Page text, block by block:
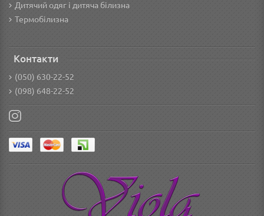
Дитячий одяг і дитяча білизна
Термобілизна
Контакти
(050) 630-22-52
(098) 648-22-52